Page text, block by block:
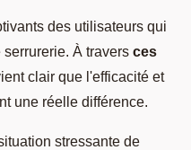
des utilisateurs qui
À travers ces
clair que l'efficacité et
une réelle différence.
stressante de